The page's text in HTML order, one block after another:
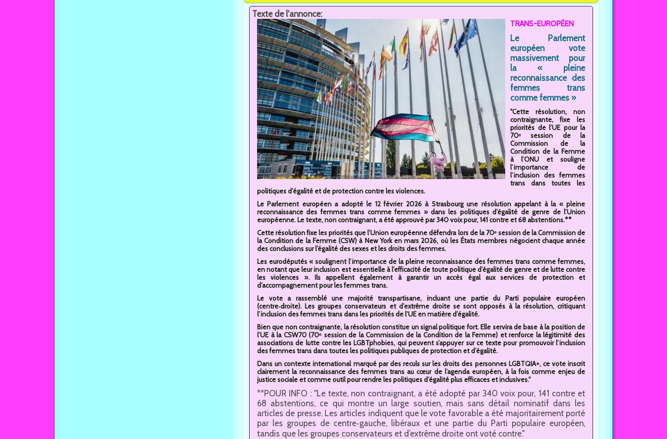
Texte de l'annonce:
TRANS-EUROPÉEN
Le Parlement
européen vote
massivement pour
la « pleine
reconnaissance des
femmes trans
comme femmes »
"Cette résolution, non
contraignante, fixe les
priorités de l’UE pour la
70ᵉ session de la
Commission de la
Condition de la Femme
à l’ONU et souligne
l’importance de
l’inclusion des femmes
trans dans toutes les
politiques d’égalité et de protection contre les violences.
Le Parlement européen a adopté le 12 février 2026 à Strasbourg une résolution appelant à la « pleine
reconnaissance des femmes trans comme femmes » dans les politiques d’égalité de genre de l’Union
européenne. Le texte, non contraignant, a été approuvé par 340 voix pour, 141 contre et 68 abstentions.**
Cette résolution fixe les priorités que l’Union européenne défendra lors de la 70ᵉ session de la Commission de
la Condition de la Femme (CSW) à New York en mars 2026, où les États membres négocient chaque année
des conclusions sur l’égalité des sexes et les droits des femmes.
Les eurodéputés « soulignent l’importance de la pleine reconnaissance des femmes trans comme femmes,
en notant que leur inclusion est essentielle à l’efficacité de toute politique d’égalité de genre et de lutte contre
les violences ». Ils appellent également à garantir un accès égal aux services de protection et
d’accompagnement pour les femmes trans.
Le vote a rassemblé une majorité transpartisane, incluant une partie du Parti populaire européen
(centre‑droite). Les groupes conservateurs et d’extrême droite se sont opposés à la résolution, critiquant
l’inclusion des femmes trans dans les priorités de l’UE en matière d’égalité.
Bien que non contraignante, la résolution constitue un signal politique fort. Elle servira de base à la position de
l’UE à la CSW70 (70ᵉ session de la Commission de la Condition de la Femme) et renforce la légitimité des
associations de lutte contre les LGBTphobies, qui peuvent s’appuyer sur ce texte pour promouvoir l’inclusion
des femmes trans dans toutes les politiques publiques de protection et d’égalité.
Dans un contexte international marqué par des reculs sur les droits des personnes LGBTQIA+, ce vote inscrit
clairement la reconnaissance des femmes trans au cœur de l’agenda européen, à la fois comme enjeu de
justice sociale et comme outil pour rendre les politiques d’égalité plus efficaces et inclusives."
**POUR INFO : "Le texte, non contraignant, a été adopté par 340 voix pour, 141 contre et
68 abstentions, ce qui montre un large soutien, mais sans détail nominatif dans les
articles de presse. Les articles indiquent que le vote favorable a été majoritairement porté
par les groupes de centre‑gauche, libéraux et une partie du Parti populaire européen,
tandis que les groupes conservateurs et d’extrême droite ont voté contre."